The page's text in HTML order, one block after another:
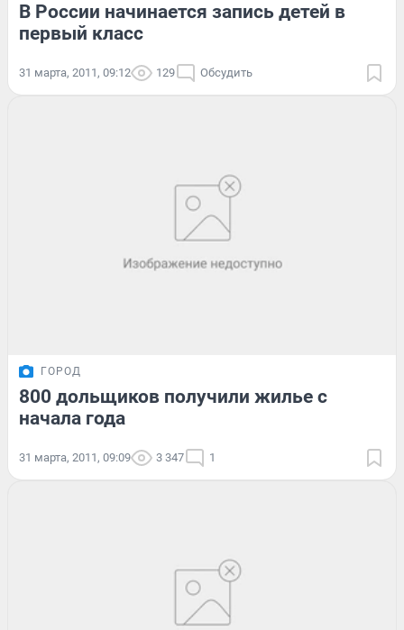
В России начинается запись детей в
первый класс
31 марта, 2011, 09:12 129 Обсудить
ГОРОД
800 дольщиков получили жилье с
начала года
31 марта, 2011, 09:09 3 347 1